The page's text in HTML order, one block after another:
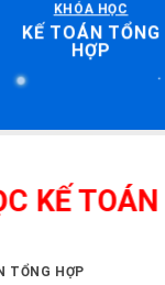
KHÓA HỌC
KẾ TOÁN TỔNG
HỢP
TOÁN
TỔNG HỢP